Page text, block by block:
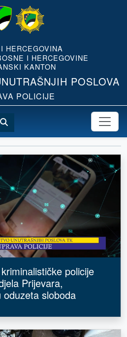
HERCEGOVINA
I HERCEGOVINE
KANTON
POSLOVA
POLICIJE
policije
Prijevara,
sloboda